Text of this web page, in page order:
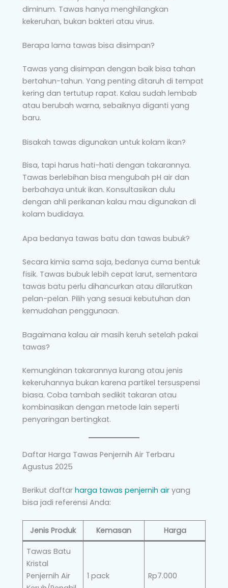
diminum. Tawas hanya menghilangkan
kekeruhan, bukan bakteri atau virus.
Berapa lama tawas bisa disimpan?
Tawas yang disimpan dengan baik bisa tahan
bertahun-tahun. Yang penting ditaruh di tempat
kering dan tertutup rapat. Kalau sudah lembab
atau berubah warna, sebaiknya diganti yang
baru.
Bisakah tawas digunakan untuk kolam ikan?
Bisa, tapi harus hati-hati dengan takarannya.
Tawas berlebihan bisa mengubah pH air dan
berbahaya untuk ikan. Konsultasikan dulu
dengan ahli perikanan kalau mau digunakan di
kolam budidaya.
Apa bedanya tawas batu dan tawas bubuk?
Secara kimia sama saja, bedanya cuma bentuk
fisik. Tawas bubuk lebih cepat larut, sementara
tawas batu perlu dihancurkan atau dilarutkan
pelan-pelan. Pilih yang sesuai kebutuhan dan
kemudahan penggunaan.
Bagaimana kalau air masih keruh setelah pakai
tawas?
Kemungkinan takarannya kurang atau jenis
kekeruhannya bukan karena partikel tersuspensi
biasa. Coba tambah sedikit takaran atau
kombinasikan dengan metode lain seperti
penyaringan bertingkat.
Daftar Harga Tawas Penjernih Air Terbaru
Agustus 2025
Berikut daftar harga tawas penjernih air yang
bisa jadi referensi Anda:
Jenis Produk Kemasan Harga
Tawas Batu
Kristal
Penjernih Air
1 pack Rp7.000